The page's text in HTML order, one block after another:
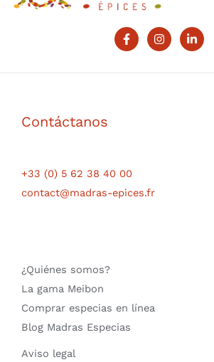
Contáctanos
+33 (0) 5 62 38 40 00
contact@madras-epices.fr
¿Quiénes somos?
La gama Meibon
Comprar especias en línea
Blog Madras Especias
Aviso legal